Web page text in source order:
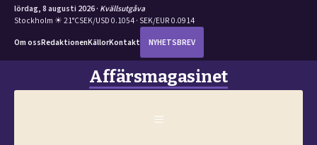
lördag, 8 augusti 2026 · Kvällsutgåva
Stockholm ☀ 21°CSEK/USD 0.1054 · SEK/EUR 0.0914
Om ossRedaktionenKällorKontakt NYHETSBREV
Affärsmagasinet
MENY